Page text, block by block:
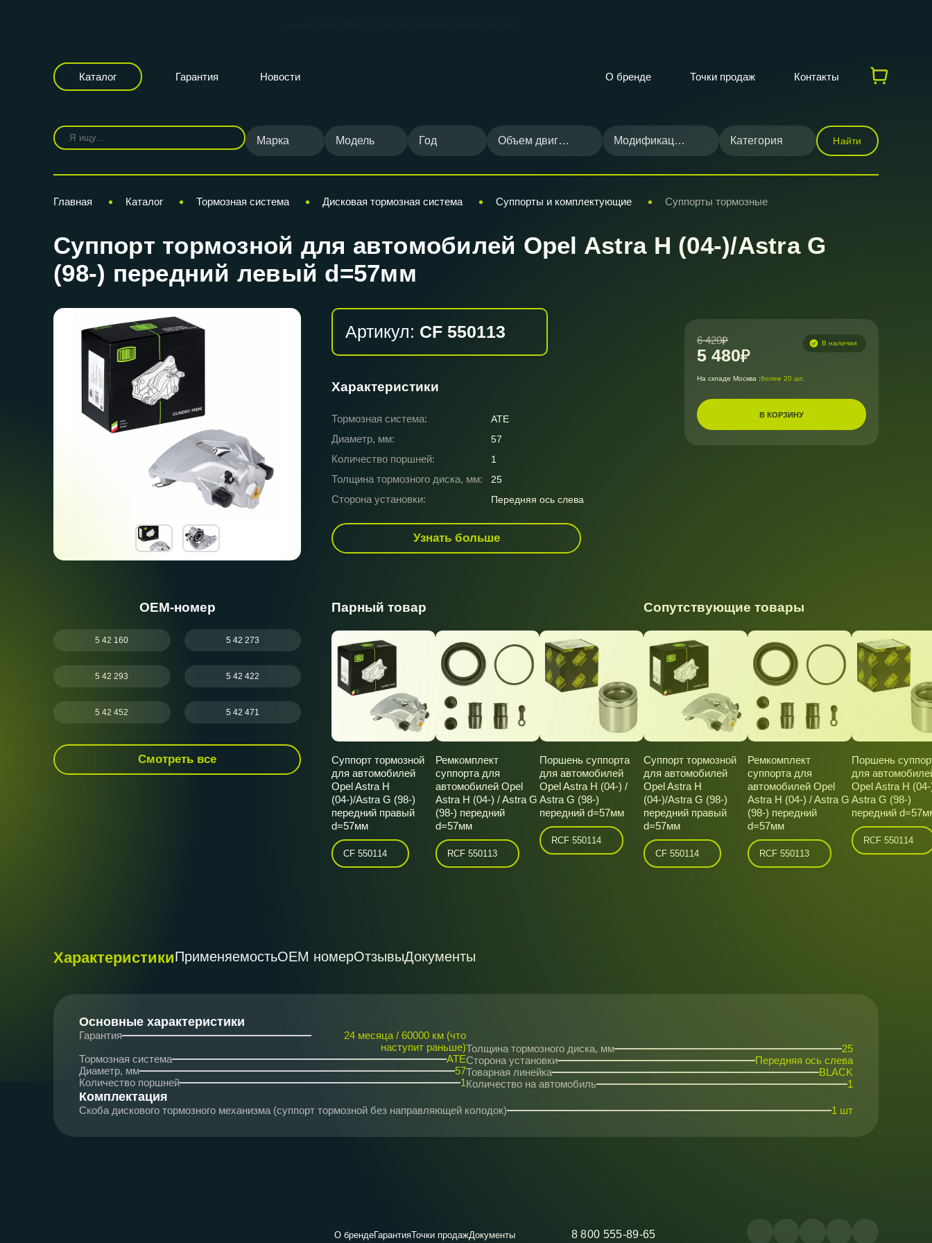
Каталог Гарантия Новости О бренде Точки продаж Контакты
Марка Модель Год Объем двигателя Модификация Категория Найти
Главная Каталог Тормозная система Дисковая тормозная система Суппорты и комплектующие Суппорты тормозные
Суппорт тормозной для автомобилей Opel Astra H (04-)/Astra G
(98-) передний левый d=57мм
Артикул: CF 550113
Характеристики
Тормозная система: ATE
Диаметр, мм: 57
Количество поршней: 1
Толщина тормозного диска, мм: 25
Сторона установки: Передняя ось слева
Узнать больше
6 420
5 480
В наличии
На складе Москва :более 20 шт.
В КОРЗИНУ
ОЕМ-номер
5 42 160 5 42 273
5 42 293 5 42 422
5 42 452 5 42 471
Смотреть все
Парный товар
Суппорт тормозной
для автомобилей
Opel Astra H
(04-)/Astra G (98-)
передний правый
d=57мм
CF 550114
Ремкомплект
суппорта для
автомобилей Opel
Astra H (04-) / Astra G
(98-) передний
d=57мм
RCF 550113
Поршень суппорта
для автомобилей
Opel Astra H (04-) /
Astra G (98-)
передний d=57мм
RCF 550114
Сопутствующие товары
Суппорт тормозной
для автомобилей
Opel Astra H
(04-)/Astra G (98-)
передний правый
d=57мм
CF 550114
Ремкомплект
суппорта для
автомобилей Opel
Astra H (04-) / Astra G
(98-) передний
d=57мм
RCF 550113
Поршень
для
Opel Astra H
Astra G (98-)
передний
RCF 550114
ХарактеристикиПрименяемостьОЕМ номерОтзывыДокументы
Основные характеристики
Гарантия
24 месяца / 60000 км (что
наступит раньше)
Тормозная система
ATE
Диаметр, мм
57
Количество поршней
1
Толщина тормозного диска, мм
25
Сторона установки
Передняя ось слева
Товарная линейка
BLACK
Количество на автомобиль
1
Комплектация
Скоба дискового тормозного механизма (суппорт тормозной без направляющей колодок) 1 шт
О брендеГарантияТочки продажДокументы 8 800 555-89-65